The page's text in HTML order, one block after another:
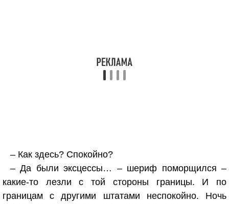
– Как здесь? Спокойно?
– Да были эксцессы… – шериф поморщился –
какие-то лезли с той стороны границы. И по
границам с другими штатами неспокойно. Ночь